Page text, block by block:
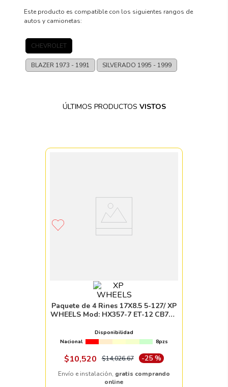
Este producto es compatible con los siguientes rangos de
autos y camionetas:
CHEVROLET
BLAZER 1973 - 1991 SILVERADO 1995 - 1999
ÚLTIMOS PRODUCTOS VISTOS
Paquete de 4 Rines 17X8.5 5-127/ XP
WHEELS Mod: HX357-7 ET-12 CB71.5
Disponibilidad
Nacional
8pzs
$10,520 $14,026.67 -25 %
Envío e instalación, gratis comprando
online